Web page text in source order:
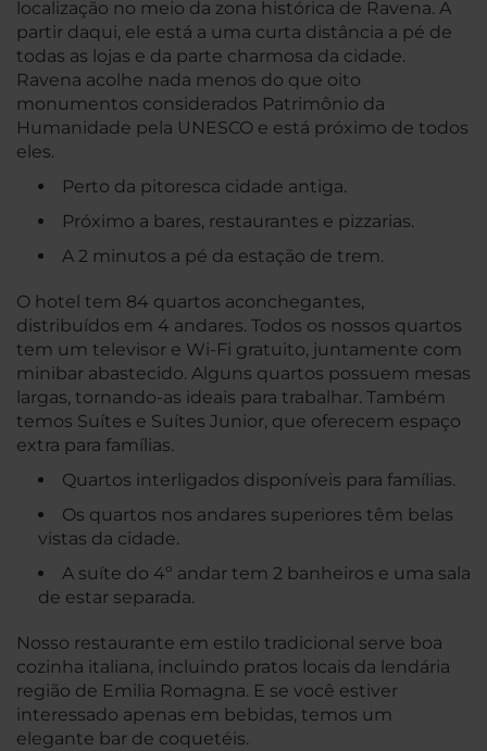
localização no meio da zona histórica de Ravena. A
partir daqui, ele está a uma curta distância a pé de
todas as lojas e da parte charmosa da cidade.
Ravena acolhe nada menos do que oito
monumentos considerados Patrimônio da
Humanidade pela UNESCO e está próximo de todos
eles.
Perto da pitoresca cidade antiga.
Próximo a bares, restaurantes e pizzarias.
A 2 minutos a pé da estação de trem.
O hotel tem 84 quartos aconchegantes,
distribuídos em 4 andares. Todos os nossos quartos
tem um televisor e Wi-Fi gratuito, juntamente com
minibar abastecido. Alguns quartos possuem mesas
largas, tornando-as ideais para trabalhar. Também
temos Suítes e Suítes Junior, que oferecem espaço
extra para famílias.
Quartos interligados disponíveis para famílias.
Os quartos nos andares superiores têm belas
vistas da cidade.
A suíte do 4º andar tem 2 banheiros e uma sala
de estar separada.
Nosso restaurante em estilo tradicional serve boa
cozinha italiana, incluindo pratos locais da lendária
região de Emilia Romagna. E se você estiver
interessado apenas em bebidas, temos um
elegante bar de coquetéis.